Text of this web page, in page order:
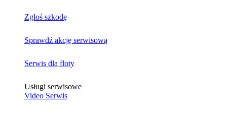
Zgłoś szkodę
Sprawdź akcję serwisową
Serwis dla floty
Usługi serwisowe
Video Serwis